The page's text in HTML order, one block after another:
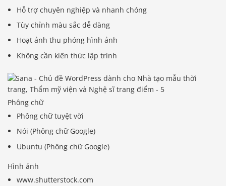
Hỗ trợ chuyên nghiệp và nhanh chóng
Tùy chỉnh màu sắc dễ dàng
Hoạt ảnh thu phóng hình ảnh
Không cần kiến ​​thức lập trình
Phông chữ
Phông chữ tuyệt vời
Nói (Phông chữ Google)
Ubuntu (Phông chữ Google)
Hình ảnh
www.shutterstock.com